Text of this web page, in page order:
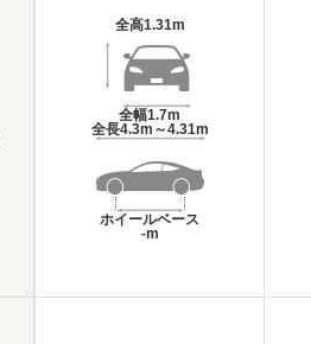
全高1.31m
全幅1.7m
全長4.3m～4.31m
ホイールベース
-m